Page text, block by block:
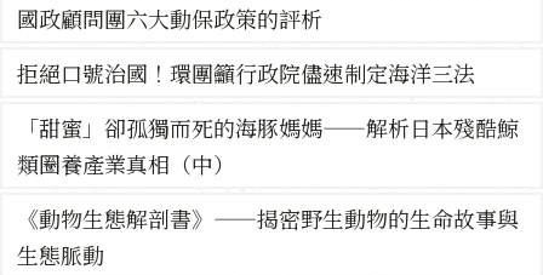
國政顧問團六大動保政策的評析
拒絕口號治國！環團籲行政院儘速制定海洋三法
「甜蜜」卻孤獨而死的海豚媽媽——解析日本殘酷鯨
類圈養產業真相（中）
《動物生態解剖書》——揭密野生動物的生命故事與
生態脈動